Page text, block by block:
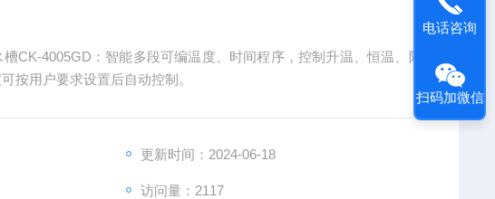
CK-4005GD：智能多段可编温度、时间程序，控制升温、恒温、降
按用户要求设置后自动控制。
更新时间：2024-06-18
访问量：2117
电话咨询
扫码加微信